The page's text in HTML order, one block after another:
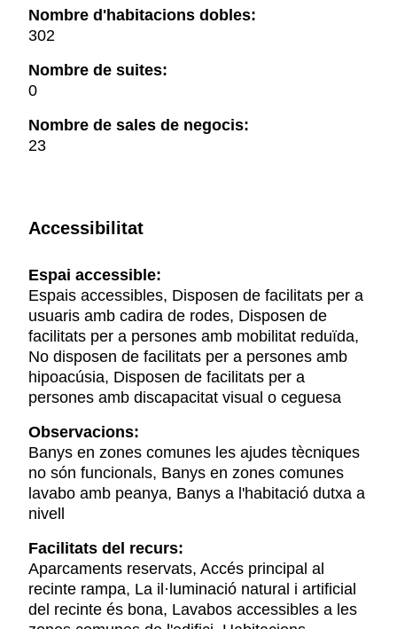
Nombre d'habitacions dobles:
302
Nombre de suites:
0
Nombre de sales de negocis:
23
Accessibilitat
Espai accessible:
Espais accessibles, Disposen de facilitats per a
usuaris amb cadira de rodes, Disposen de
facilitats per a persones amb mobilitat reduïda,
No disposen de facilitats per a persones amb
hipoacúsia, Disposen de facilitats per a
persones amb discapacitat visual o ceguesa
Observacions:
Banys en zones comunes les ajudes tècniques
no són funcionals, Banys en zones comunes
lavabo amb peanya, Banys a l'habitació dutxa a
nivell
Facilitats del recurs:
Aparcaments reservats, Accés principal al
recinte rampa, La il·luminació natural i artificial
del recinte és bona, Lavabos accessibles a les